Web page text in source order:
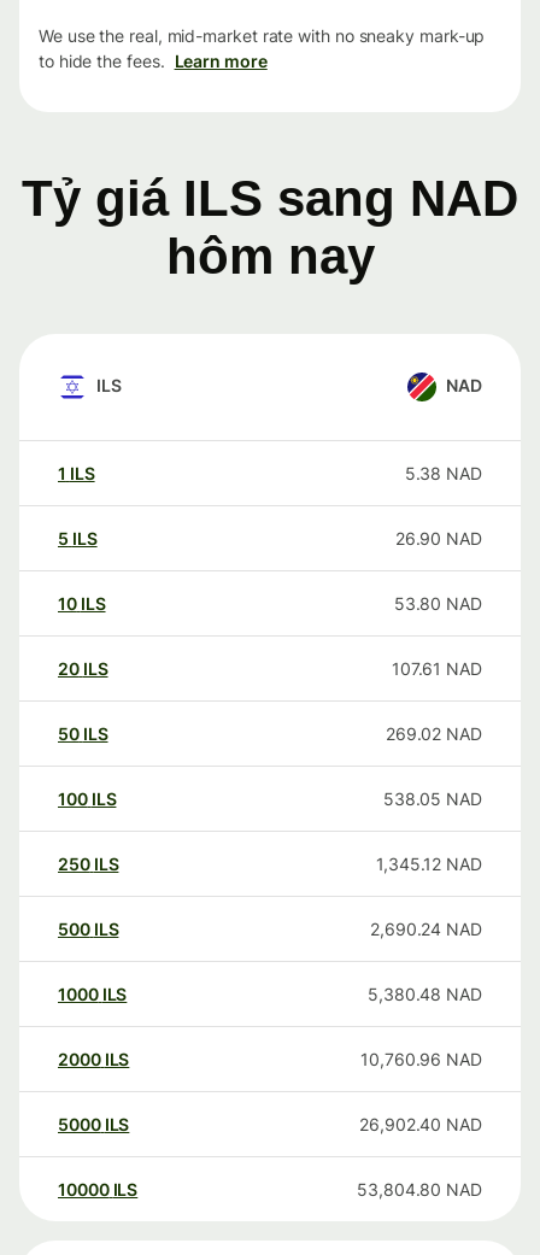
We use the real, mid-market rate with no sneaky mark-up
to hide the fees. Learn more
Tỷ giá ILS sang NAD
hôm nay
ILS NAD
1 ILS 5.38 NAD
5 ILS 26.90 NAD
10 ILS 53.80 NAD
20 ILS 107.61 NAD
50 ILS 269.02 NAD
100 ILS 538.05 NAD
250 ILS 1,345.12 NAD
500 ILS 2,690.24 NAD
1000 ILS 5,380.48 NAD
2000 ILS 10,760.96 NAD
5000 ILS 26,902.40 NAD
10000 ILS 53,804.80 NAD